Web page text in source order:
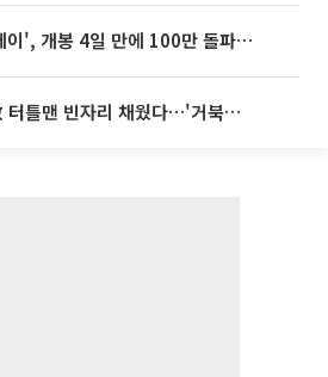
놀란 감독 '오디세이', 개봉 4일 만에 100만 돌파⋯'왕사남' 보다 빠르다
'불명' 문세윤, 故 터틀맨 빈자리 채웠다…'거북이' 눈물의 최종 우승